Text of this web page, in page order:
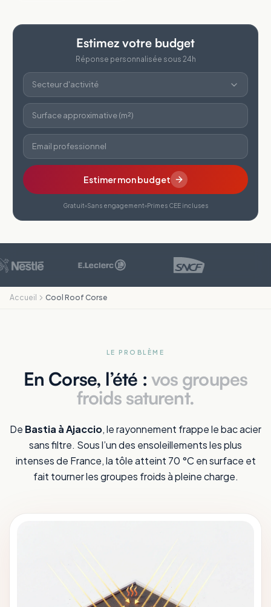
Estimez votre budget
Réponse personnalisée sous 24h
Secteur d'activité
Surface approximative (m²)
Email professionnel
Estimer mon budget
Gratuit Sans engagement Primes CEE incluses
Accueil Cool Roof Corse
LE PROBLÈME
En Corse, l’été : vos groupes
froids saturent.
De Bastia à Ajaccio, le rayonnement frappe le bac acier
sans filtre. Sous l’un des ensoleillements les plus
intenses de France, la tôle atteint 70 °C en surface et
fait tourner les groupes froids à pleine charge.